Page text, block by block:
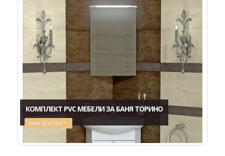
КОМПЛЕКТ PVC МЕБЕЛИ ЗА БАНЯ ТОРИНО
виж всички >